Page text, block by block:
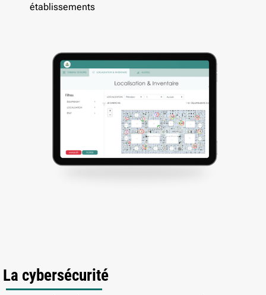
établissements
La cybersécurité